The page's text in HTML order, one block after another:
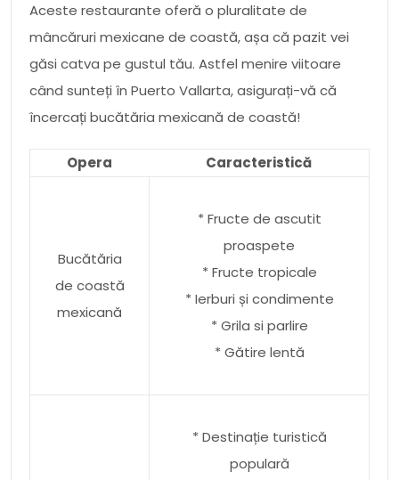
Aceste restaurante oferă o pluralitate de
mâncăruri mexicane de coastă, așa că pazit vei
găsi catva pe gustul tău. Astfel menire viitoare
când sunteți în Puerto Vallarta, asigurați-vă că
încercați bucătăria mexicană de coastă!
Opera Caracteristică
Bucătăria
de coastă
mexicană
* Fructe de ascutit
proaspete
* Fructe tropicale
* Ierburi și condimente
* Grila si parlire
* Gătire lentă
* Destinație turistică
populară